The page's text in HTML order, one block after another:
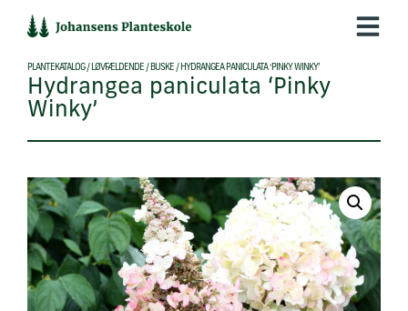
indholdet
PLANTEKATALOG/ LØVFÆLDENDE / BUSKE / HYDRANGEA PANICULATA ‘PINKY WINKY’
Hydrangea paniculata ‘Pinky
Winky’